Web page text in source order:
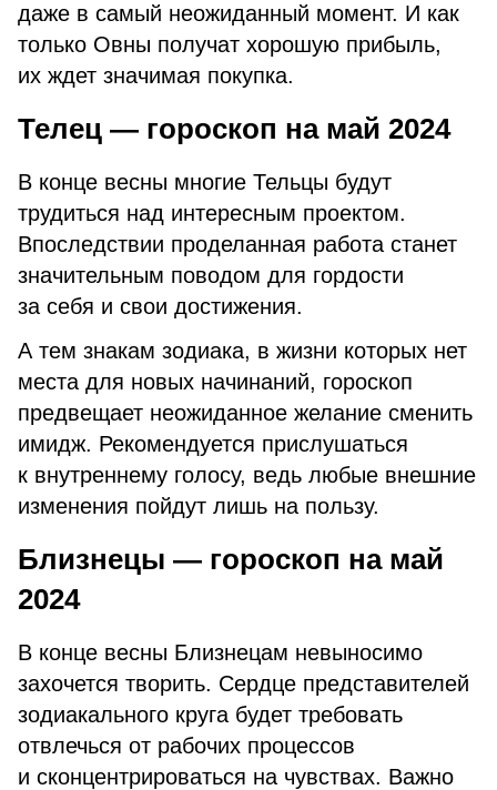
даже в самый неожиданный момент. И как
только Овны получат хорошую прибыль,
их ждет значимая покупка.
Телец — гороскоп на май 2024
В конце весны многие Тельцы будут
трудиться над интересным проектом.
Впоследствии проделанная работа станет
значительным поводом для гордости
за себя и свои достижения.
А тем знакам зодиака, в жизни которых нет
места для новых начинаний, гороскоп
предвещает неожиданное желание сменить
имидж. Рекомендуется прислушаться
к внутреннему голосу, ведь любые внешние
изменения пойдут лишь на пользу.
Близнецы — гороскоп на май
2024
В конце весны Близнецам невыносимо
захочется творить. Сердце представителей
зодиакального круга будет требовать
отвлечься от рабочих процессов
и сконцентрироваться на чувствах. Важно